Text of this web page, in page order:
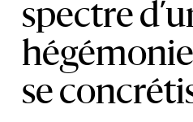
spectre
se